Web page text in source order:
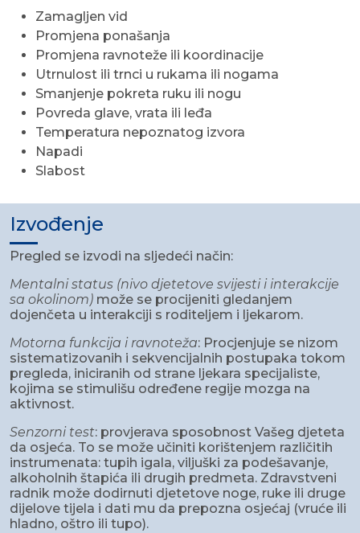
Zamagljen vid
Promjena ponašanja
Promjena ravnoteže ili koordinacije
Utrnulost ili trnci u rukama ili nogama
Smanjenje pokreta ruku ili nogu
Povreda glave, vrata ili leđa
Temperatura nepoznatog izvora
Napadi
Slabost
Izvođenje
Pregled se izvodi na sljedeći način:
Mentalni status (nivo djetetove svijesti i interakcije
sa okolinom) može se procijeniti gledanjem
dojenčeta u interakciji s roditeljem i ljekarom.
Motorna funkcija i ravnoteža: Procjenjuje se nizom
sistematizovanih i sekvencijalnih postupaka tokom
pregleda, iniciranih od strane ljekara specijaliste,
kojima se stimulišu određene regije mozga na
aktivnost.
Senzorni test: provjerava sposobnost Vašeg djeteta
da osjeća. To se može učiniti korištenjem različitih
instrumenata: tupih igala, viljuški za podešavanje,
alkoholnih štapića ili drugih predmeta. Zdravstveni
radnik može dodirnuti djetetove noge, ruke ili druge
dijelove tijela i dati mu da prepozna osjećaj (vruće ili
hladno, oštro ili tupo).